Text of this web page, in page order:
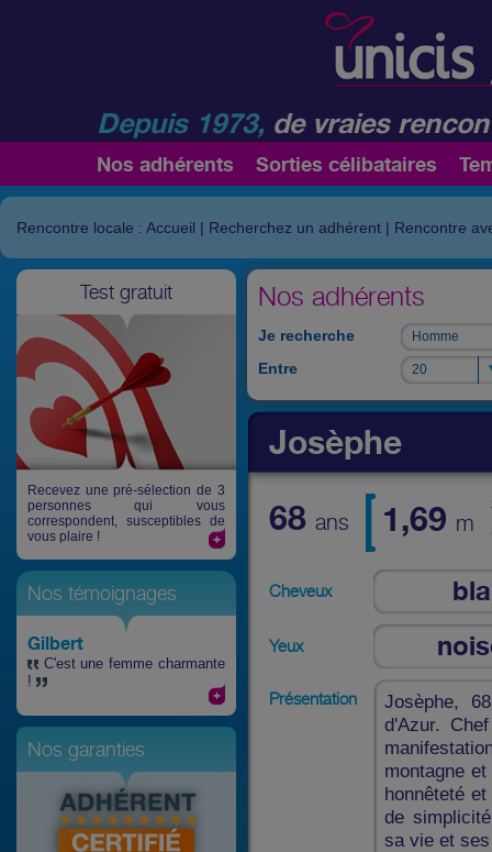
Depuis 1973, de vraies
Nos adhérents Sorties célibataires
Rencontre locale : Accueil | Recherchez un adhérent | Rencontre
Test gratuit
Recevez une pré-sélection de 3
personnes qui vous
correspondent, susceptibles de
vous plaire !
Nos témoignages
Gilbert
C'est une femme charmante
!
Nos garanties
Nos adhérents
Je recherche Homme
Homme
Entre 20
20
Josèphe
68 ans 1,69 m
Cheveux
Yeux
Présentation
Josèphe,
d'Azur.
montagne
honnêteté
de
sa vie et